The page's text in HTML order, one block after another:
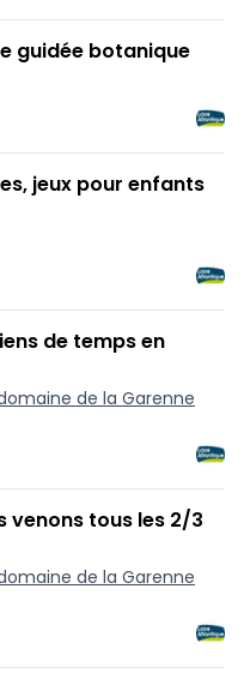
guidée botanique
jeux pour enfants
de temps en
de la Garenne
venons tous les 2/3
de la Garenne